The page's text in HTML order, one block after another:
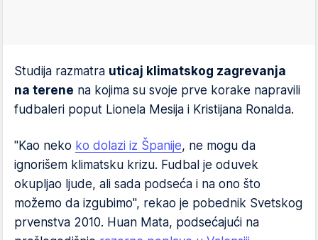
Studija razmatra uticaj klimatskog zagrevanja
na terene na kojima su svoje prve korake napravili
fudbaleri poput Lionela Mesija i Kristijana Ronalda.
"Kao neko ko dolazi iz Španije, ne mogu da
ignorišem klimatsku krizu. Fudbal je oduvek
okupljao ljude, ali sada podseća i na ono što
možemo da izgubimo", rekao je pobednik Svetskog
prvenstva 2010. Huan Mata, podsećajući na